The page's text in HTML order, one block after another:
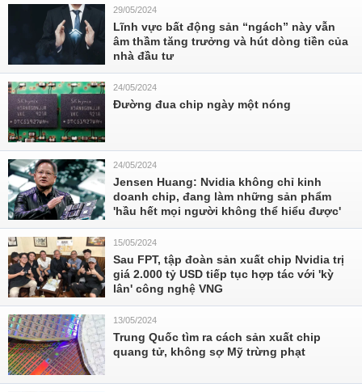
29/05/2024
Lĩnh vực bất động sản “ngách” này vẫn
âm thầm tăng trưởng và hút dòng tiền của
nhà đầu tư
24/05/2024
Đường đua chip ngày một nóng
24/05/2024
Jensen Huang: Nvidia không chỉ kinh
doanh chip, đang làm những sản phẩm
'hầu hết mọi người không thể hiểu được'
15/05/2024
Sau FPT, tập đoàn sản xuất chip Nvidia trị
giá 2.000 tỷ USD tiếp tục hợp tác với 'kỳ
lân' công nghệ VNG
13/05/2024
Trung Quốc tìm ra cách sản xuất chip
quang tử, không sợ Mỹ trừng phạt